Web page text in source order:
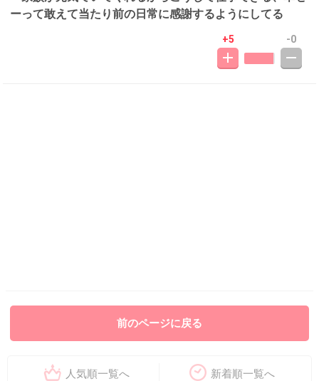
ーって敢えて当たり前の日常に感謝するようにしてる
+5 -0
前のページに戻る
人気順一覧へ 新着順一覧へ